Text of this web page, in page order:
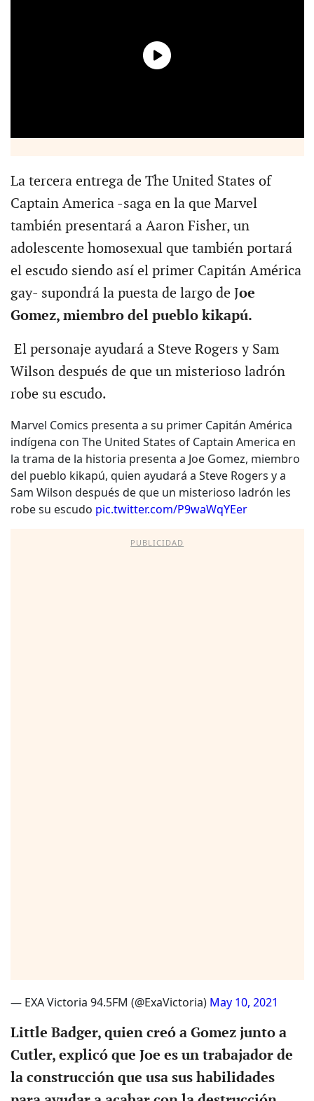
La tercera entrega de The United States of
Captain America -saga en la que Marvel
también presentará a Aaron Fisher, un
adolescente homosexual que también portará
el escudo siendo así el primer Capitán América
gay- supondrá la puesta de largo de Joe
Gomez, miembro del pueblo kikapú.
El personaje ayudará a Steve Rogers y Sam
Wilson después de que un misterioso ladrón
robe su escudo.
Marvel Comics presenta a su primer Capitán América
indígena con The United States of Captain America en
la trama de la historia presenta a Joe Gomez, miembro
del pueblo kikapú, quien ayudará a Steve Rogers y a
Sam Wilson después de que un misterioso ladrón les
robe su escudo pic.twitter.com/P9waWqYEer
PUBLICIDAD
— EXA Victoria 94.5FM (@ExaVictoria) May 10, 2021
Little Badger, quien creó a Gomez junto a
Cutler, explicó que Joe es un trabajador de
la construcción que usa sus habilidades